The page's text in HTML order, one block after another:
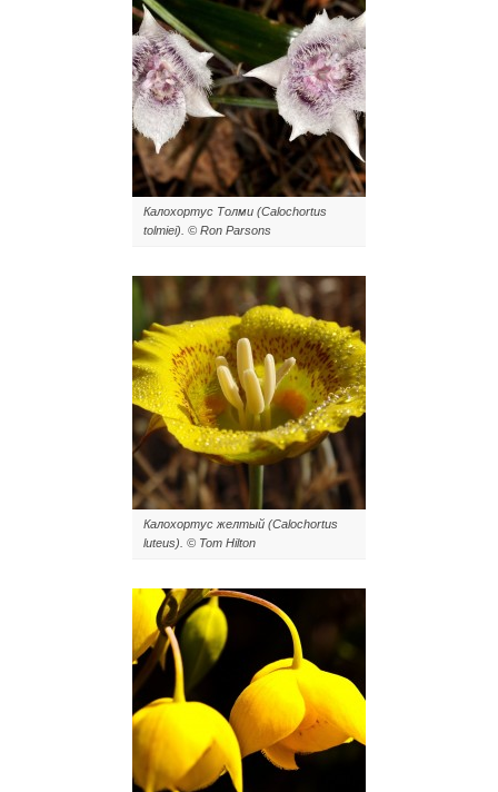
Калохортус Толми (Calochortus
tolmiei). © Ron Parsons
Калохортус желтый (Calochortus
luteus). © Tom Hilton